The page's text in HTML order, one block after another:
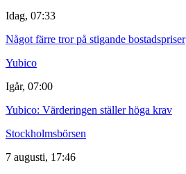
Idag, 07:33
Något färre tror på stigande bostadspriser
Yubico
Igår, 07:00
Yubico: Värderingen ställer höga krav
Stockholmsbörsen
7 augusti, 17:46